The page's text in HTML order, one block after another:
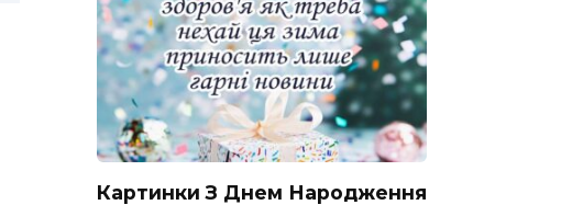
Картинки З Днем Народження